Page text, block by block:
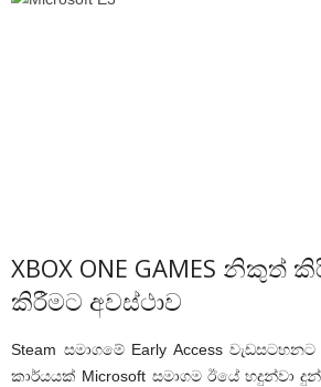
XBOX ONE GAMES නිකුත්
කිරීමට අවස්ථාව
Steam සමාගමේ Early Access
කාර්යයක් Microsoft සමාගම ඊයේ හදුන්වා